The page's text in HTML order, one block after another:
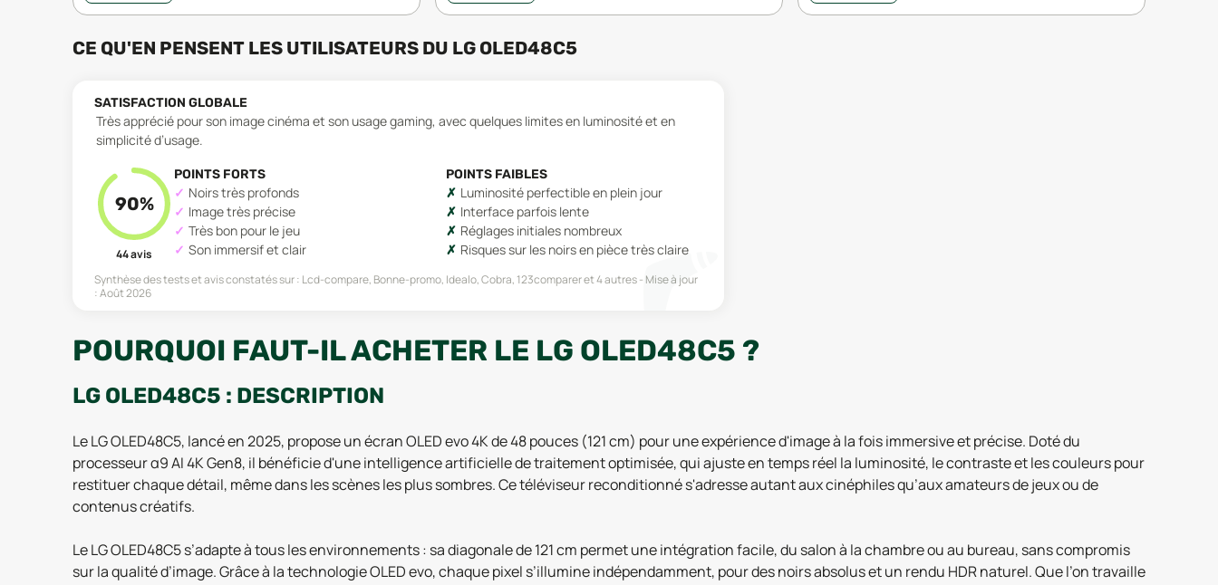
CE QU'EN PENSENT LES UTILISATEURS DU LG OLED48C5
SATISFACTION GLOBALE
Très apprécié pour son image cinéma et son usage gaming, avec quelques limites en luminosité et en
simplicité d’usage.
90%
44avis
POINTS FORTS
Noirs très profonds
Image très précise
Très bon pour le jeu
Son immersif et clair
POINTS FAIBLES
Luminosité perfectible en plein jour
Interface parfois lente
Réglages initiales nombreux
Risques sur les noirs en pièce très claire
Synthèse des tests et avis constatés sur : Lcd-compare, Bonne-promo, Idealo, Cobra, 123compareret 4 autres Mise à jour
:Août 2026
POURQUOI FAUT-IL ACHETER LE LG OLED48C5 ?
LG OLED48C5 : DESCRIPTION
Le LG OLED48C5, lancé en 2025, propose un écran OLED evo 4K de 48 pouces (121 cm) pour une expérience d'image à la fois immersive et précise. Doté du
processeur α9 AI 4K Gen8, il bénéficie d'une intelligence artificielle de traitement optimisée, qui ajuste en temps réel la luminosité, le contraste et les couleurs pour
restituer chaque détail, même dans les scènes les plus sombres. Ce téléviseur reconditionné s'adresse autant aux cinéphiles qu’aux amateurs de jeux ou de
contenus créatifs.
Le LG OLED48C5 s’adapte à tous les environnements : sa diagonale de 121 cm permet une intégration facile, du salon à la chambre ou au bureau, sans compromis
sur la qualité d’image. Grâce à la technologie OLED evo, chaque pixel s’illumine indépendamment, pour des noirs absolus et un rendu HDR naturel. Que l’on travaille